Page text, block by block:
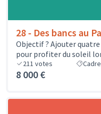
28 - Des bancs au
Objectif ? Ajouter
pour profiter du soleil
211 votes
8 000 €